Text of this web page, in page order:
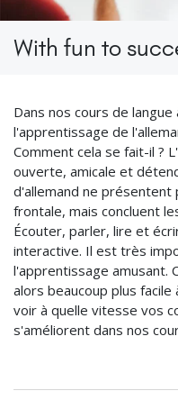
With fun to
Dans nos cours de langue
l'apprentissage de
Comment cela se fait-il ?
ouverte, amicale et
d'allemand ne présentent
frontale, mais concluent
Écouter, parler, lire et
interactive. Il est très
l'apprentissage amusant.
alors beaucoup plus
voir à quelle vitesse vos
s'améliorent dans nos